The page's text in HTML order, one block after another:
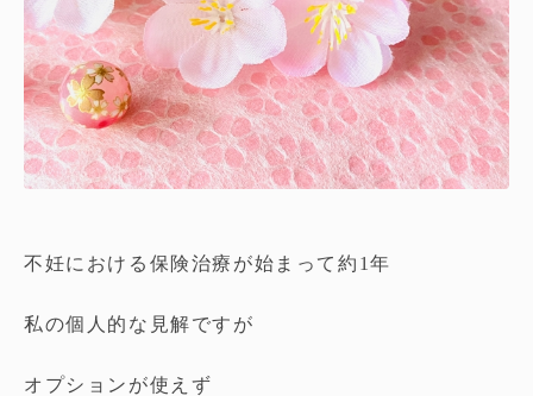
不妊における保険治療が始まって約1年
私の個人的な見解ですが
オプションが使えず